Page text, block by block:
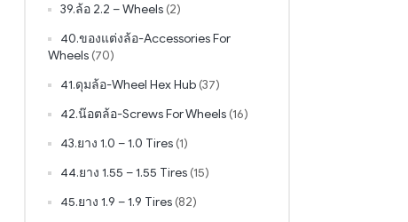
39.ล้อ 2.2 – Wheels (2)
40.ของแต่งล้อ-Accessories For
Wheels (70)
41.ดุมล้อ-Wheel Hex Hub (37)
42.น๊อตล้อ-Screws For Wheels (16)
43.ยาง 1.0 – 1.0 Tires (1)
44.ยาง 1.55 – 1.55 Tires (15)
45.ยาง 1.9 – 1.9 Tires (82)